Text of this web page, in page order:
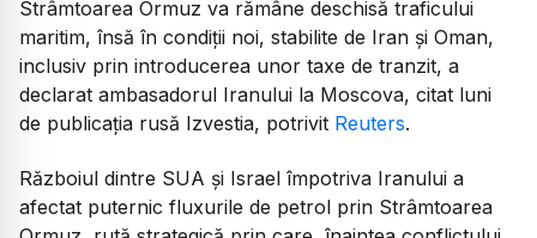
Strâmtoarea Ormuz va rămâne deschisă traficului
maritim, însă în condiții noi, stabilite de Iran și Oman,
inclusiv prin introducerea unor taxe de tranzit, a
declarat ambasadorul Iranului la Moscova, citat luni
de publicația rusă Izvestia, potrivit Reuters.
Războiul dintre SUA și Israel împotriva Iranului a
afectat puternic fluxurile de petrol prin Strâmtoarea